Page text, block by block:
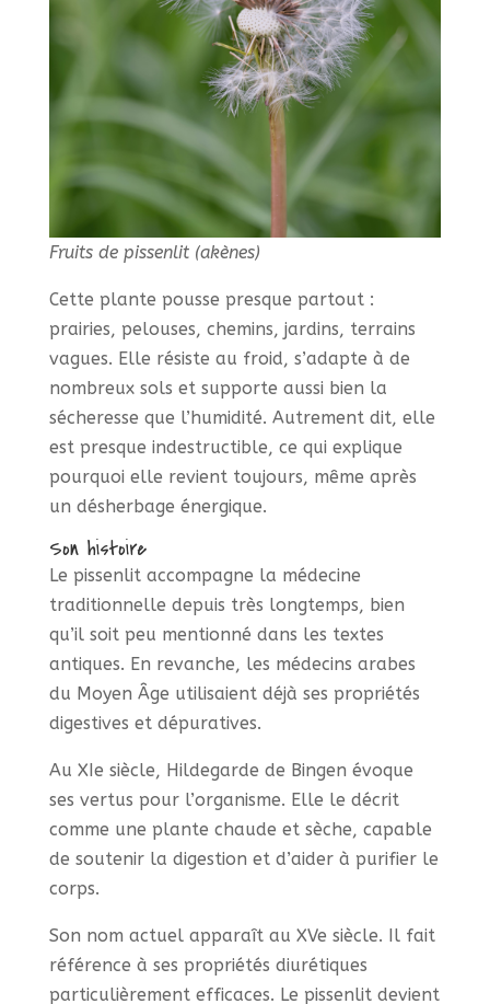
Fruits de pissenlit (akènes)
Cette plante pousse presque partout :
prairies, pelouses, chemins, jardins, terrains
vagues. Elle résiste au froid, s’adapte à de
nombreux sols et supporte aussi bien la
sécheresse que l’humidité. Autrement dit, elle
est presque indestructible, ce qui explique
pourquoi elle revient toujours, même après
un désherbage énergique.
Son histoire
Le pissenlit accompagne la médecine
traditionnelle depuis très longtemps, bien
qu’il soit peu mentionné dans les textes
antiques. En revanche, les médecins arabes
du Moyen Âge utilisaient déjà ses propriétés
digestives et dépuratives.
Au XIe siècle, Hildegarde de Bingen évoque
ses vertus pour l’organisme. Elle le décrit
comme une plante chaude et sèche, capable
de soutenir la digestion et d’aider à purifier le
corps.
Son nom actuel apparaît au XVe siècle. Il fait
référence à ses propriétés diurétiques
particulièrement efficaces. Le pissenlit devient